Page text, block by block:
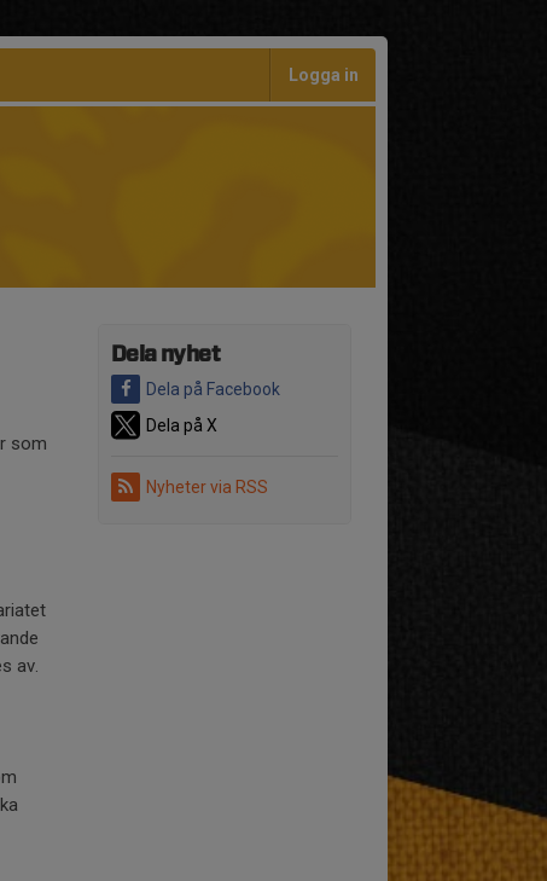
Logga in
Dela nyhet
Dela på Facebook
Dela på X
Nyheter via RSS
som
av.